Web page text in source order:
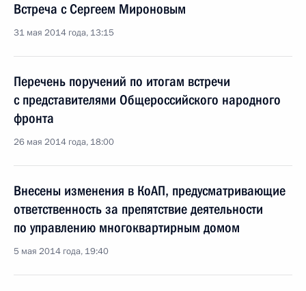
Встреча с Сергеем Мироновым
31 мая 2014 года, 13:15
Перечень поручений по итогам встречи
с представителями Общероссийского народного
фронта
26 мая 2014 года, 18:00
Внесены изменения в КоАП, предусматривающие
ответственность за препятствие деятельности
по управлению многоквартирным домом
5 мая 2014 года, 19:40